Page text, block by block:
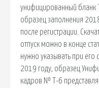
унифицированный бланк
образец заполнения
после регистрации.
отпуск можно в конце
нужно указывать при его
2019 году, образец
кадров № Т-6